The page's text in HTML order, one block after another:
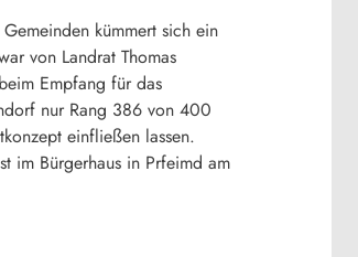
kümmert sich ein
von Landrat Thomas
Empfang für das
nur Rang 386 von 400
einfließen lassen.
im Bürgerhaus in Prfeimd am